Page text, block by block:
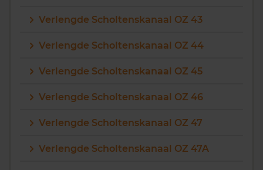
Verlengde Scholtenskanaal OZ 43
Verlengde Scholtenskanaal OZ 44
Verlengde Scholtenskanaal OZ 45
Verlengde Scholtenskanaal OZ 46
Verlengde Scholtenskanaal OZ 47
Verlengde Scholtenskanaal OZ 47A